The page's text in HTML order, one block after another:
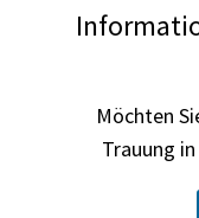
Möchten
Trauung